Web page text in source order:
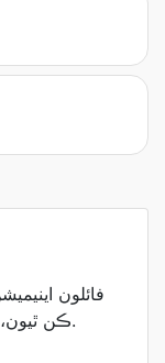
ڪن ٿيون، سادي اينيميشن، ميمز ۽ آئڪن لاءِ ڀرپور.